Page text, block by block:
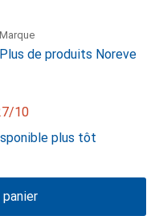
Marque
Plus de produits Noreve
10
plus tôt
panier